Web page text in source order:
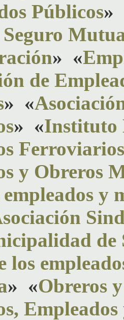
Públicos»
» «
de
» «
» «Instituto
Ferroviarios
y Obreros
y
de
los
» «Obreros